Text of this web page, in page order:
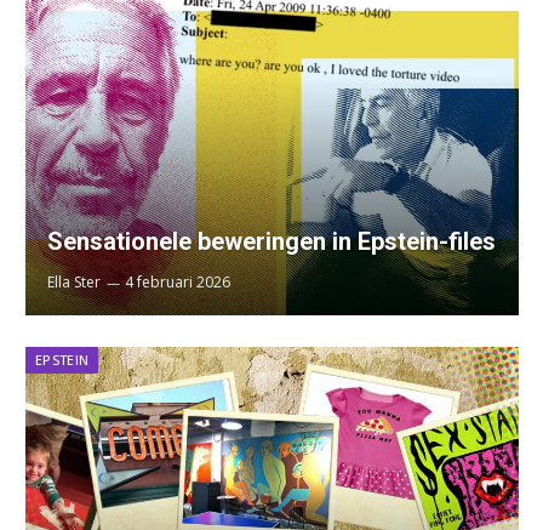
Sensationele beweringen in Epstein-files
Ella Ster 4 februari 2026
EPSTEIN